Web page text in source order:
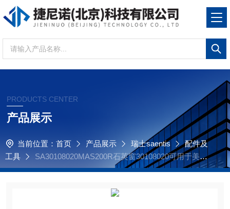
PRODUCTS CENTER
产品展示
当前位置： 首页 产品展示 瑞士saentis
配件及
工具
SA30108020MAS200R石英窗30108020可用于美国
Thermo